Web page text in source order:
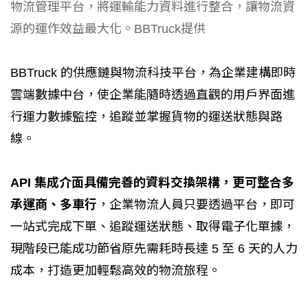
物流管理平台，將運輸能力資料進行整合，讓物流資
源的運作效益最大化。BBTruck提供
BBTruck 的供應鏈與物流科技平台，為企業建構即時
雲端數據中台，使企業能隨時透過直觀的用戶界面進
行運力數據監控，追蹤並掌握貨物的運送狀態與路
線。
API 集成介面具備完善的資料交換架構，更可整合多
承運商、多車行 ，企業物流人員只要透過平台，即可
一站式完成下單、追蹤運送狀態、取得電子化單據，
現階段已能成功節省原先需耗時長達 5 至 6 天的人力
成本，打造更加輕鬆高效的物流旅程。